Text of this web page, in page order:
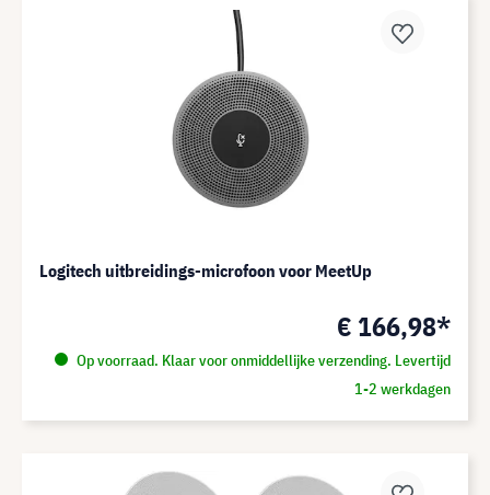
Logitech uitbreidings-microfoon voor MeetUp
€ 166,98*
Op voorraad. Klaar voor onmiddellijke verzending. Levertijd
1-2 werkdagen